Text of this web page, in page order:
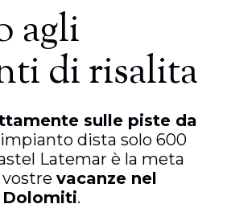
agli
di risalita
sulle piste da
dista solo 600
Latemar è la meta
vacanze nel
Dolomiti.